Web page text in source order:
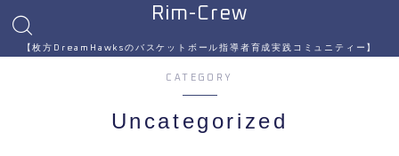
Rim-Crew
【枚方DreamHawksのバスケットボール指導者育成実践コミュニティー】
CATEGORY
Uncategorized